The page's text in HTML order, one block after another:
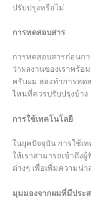
ปรับปรุงหรือไม่
การทดสอบสาร
การทดสอบสารก่อนกา
ว่าผลงานของเราพร้อ
ครับผม ลองทำการทด
ไหนที่ควรปรับปรุงบ้าง
การใช้เทคโนโลยี
ในยุคปัจจุบัน การใช้เ
ให้เราสามารถเข้าถึง
ต่างๆ เพื่อเพิ่มความน่
มุมมองจากผมที่มีประ